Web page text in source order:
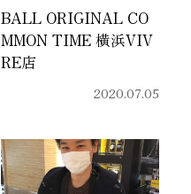
BALL ORIGINAL CO
MMON TIME 横浜VIV
RE店
2020.07.05